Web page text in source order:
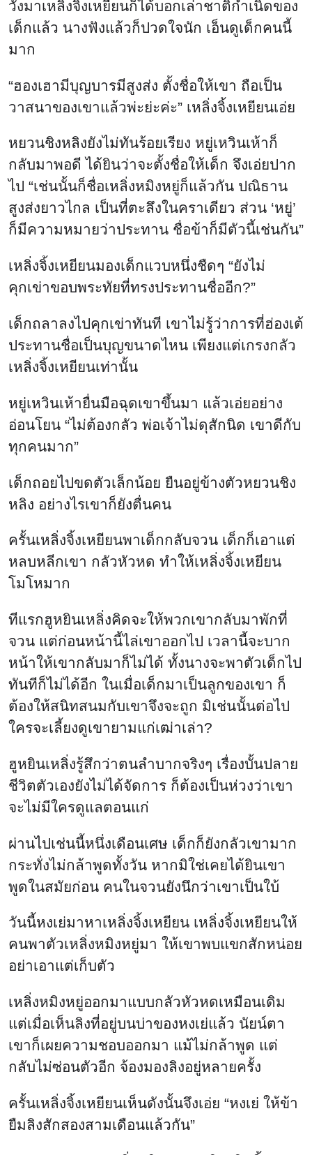
ฮูหยินเหลิ่งรู้สึกว่าตนลำบากจริงๆ เรื่องบั้นปลาย
ชีวิตตัวเองยังไม่ได้จัดการ ก็ต้องเป็นห่วงว่าเขา
จะไม่มีใครดูแลตอนแก่
ผ่านไปเช่นนี้หนึ่งเดือนเศษ เด็กก็ยังกลัวเขามาก
กระทั่งไม่กล้าพูดทั้งวัน หากมิใช่เคยได้ยินเขา
พูดในสมัยก่อน คนในจวนยังนึกว่าเขาเป็นใบ้
วันนี้หงเย่มาหาเหลิ่งจิ้งเหยียน เหลิ่งจิ้งเหยียนให้
คนพาตัวเหลิ่งหมิงหยู่มา ให้เขาพบแขกสักหน่อย
อย่าเอาแต่เก็บตัว
เหลิ่งหมิงหยู่ออกมาแบบกลัวหัวหดเหมือนเดิม
แต่เมื่อเห็นลิงที่อยู่บนบ่าของหงเย่แล้ว นัยน์ตา
เขาก็เผยความชอบออกมา แม้ไม่กล้าพูด แต่
กลับไม่ซ่อนตัวอีก จ้องมองลิงอยู่หลายครั้ง
ครั้นเหลิ่งจิ้งเหยียนเห็นดังนั้นจึงเอ่ย “หงเย่ ให้ข้า
ยืมลิงสักสองสามเดือนแล้วกัน”